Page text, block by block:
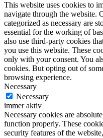
This website uses cookies to
navigate through the website.
categorized as necessary are
essential for the working of
also use third-party cookies
you use this website. These
only with your consent. You
cookies. But opting out of
browsing experience.
Necessary
Necessary
immer aktiv
Necessary cookies are
function properly. These
security features of the